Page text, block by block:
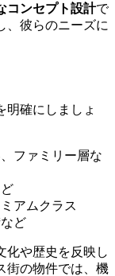
コンセプト設計で
、彼らのニーズに
明確にしましょ
ファミリー層な
アムクラス
ど
化や歴史を反映し
街の物件では、機